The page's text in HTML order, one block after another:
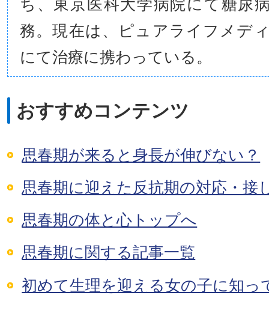
ち、東京医科大学病院にて糖尿
務。現在は、ピュアライフメデ
にて治療に携わっている。
おすすめコンテンツ
思春期が来ると身長が伸びない？
思春期に迎えた反抗期の対応・接
思春期の体と心トップへ
思春期に関する記事一覧
初めて生理を迎える女の子に知っ